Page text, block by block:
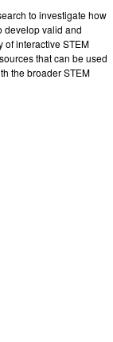
to investigate how
develop valid and
interactive STEM
that can be used
the broader STEM